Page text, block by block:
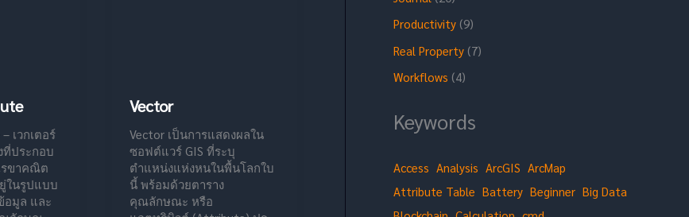
เวกเตอร์
ประกอบ
รขาคณิต
ในรูปแบบ
อมูล และ
Vector
Vector เป็นการแสดงผลใน
ซอฟต์แวร์ GIS ที่ระบุ
ตำแหน่งแห่งหนในพื้นโลกใบ
นี้ พร้อมด้วยตาราง
คุณลักษณะ หรือ
Productivity (9)
Real Property (7)
Workflows (4)
Keywords
Access Analysis ArcGIS ArcMap
Attribute Table Battery Beginner Big Data